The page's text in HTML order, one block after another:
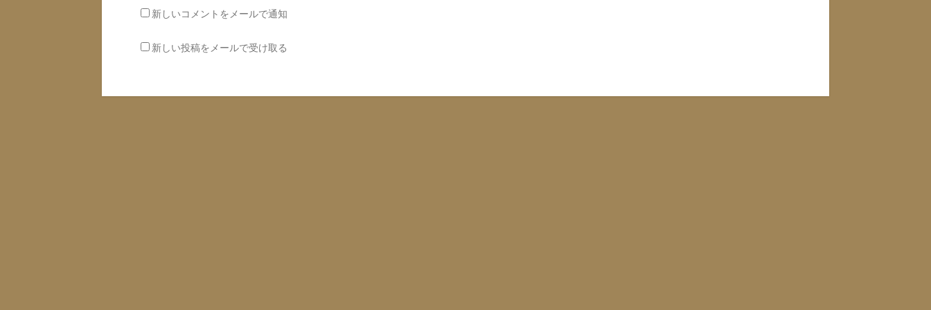
新しいコメントをメールで通知
新しい投稿をメールで受け取る